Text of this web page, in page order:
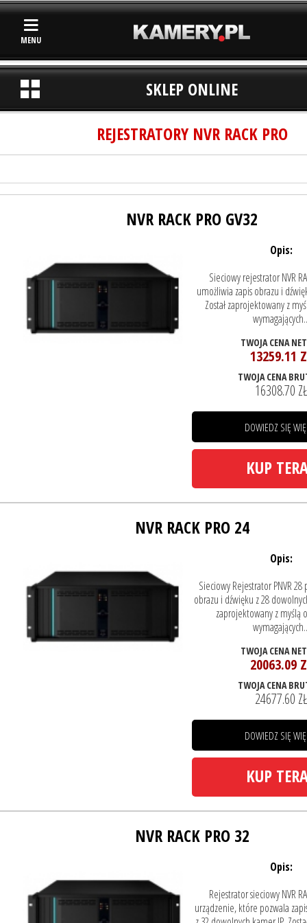
MENU
SKLEP ONLINE
REJESTRATORY NVR RACK PRO
NVR RACK PRO GV32
Opis:
Sieciowy rejestrator NVR
umożliwia zapis obrazu i
Został zaprojektowany z
TWOJA CENA
13259.11
TWOJA CENA
16308.70 ZŁ
DOWIEDZ SIĘ
KUP
NVR RACK PRO 24
Opis:
Sieciowy Rejestrator PNVR 28
obrazu i dźwięku z 28
zaprojektowany z myślą
TWOJA CENA
20063.09
TWOJA CENA
24677.60 ZŁ
DOWIEDZ SIĘ
KUP
NVR RACK PRO 32
Opis:
Rejestrator sieciowy NVR
urządzenie, które pozwala